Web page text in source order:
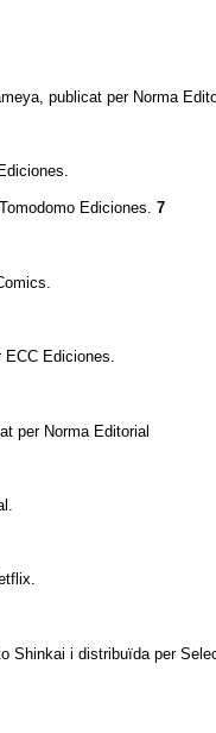
publicat per Norma
Ediciones. 7
ECC Ediciones.
per Norma Editorial
Shinkai i distribuïda per